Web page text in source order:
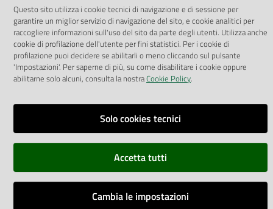
Fatturazione Elettronica
Gare e Appalti
Richiesta Patrocinio
Impostazioni cookie
Questo sito utilizza i cookie tecnici di navigazione e di sessione per
garantire un miglior servizio di navigazione del sito, e cookie analitici per
raccogliere informazioni sull'uso del sito da parte degli utenti. Utilizza anche
cookie di profilazione dell'utente per fini statistici. Per i cookie di
profilazione puoi decidere se abilitarli o meno cliccando sul pulsante
'Impostazioni'. Per saperne di più, su come disabilitare i cookie oppure
abilitarne solo alcuni, consulta la nostraCookie Policy.
Solo cookies tecnici
Accetta tutti
Cambia le impostazioni